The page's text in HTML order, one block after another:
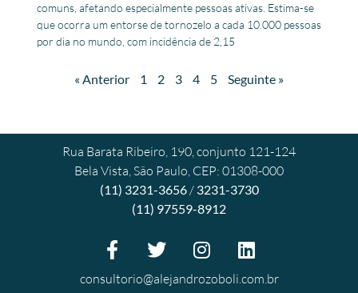
comuns, afetando especialmente pessoas ativas. Estima-se
que ocorra um entorse de tornozelo a cada 10.000 pessoas
por dia no mundo, com incidência de 2,15
« Anterior 1 2 3 4 5 Seguinte »
Rua Barata Ribeiro, 190, conjunto 121-124
Bela Vista, São Paulo, CEP: 01308-000
(11) 3231-3656/ 3231-3730
(11) 97559-8912
consultorio@alejandrozoboli.com.br